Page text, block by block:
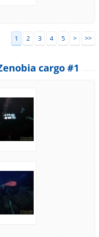
1 2 3 4 5 > >>
cargo #1